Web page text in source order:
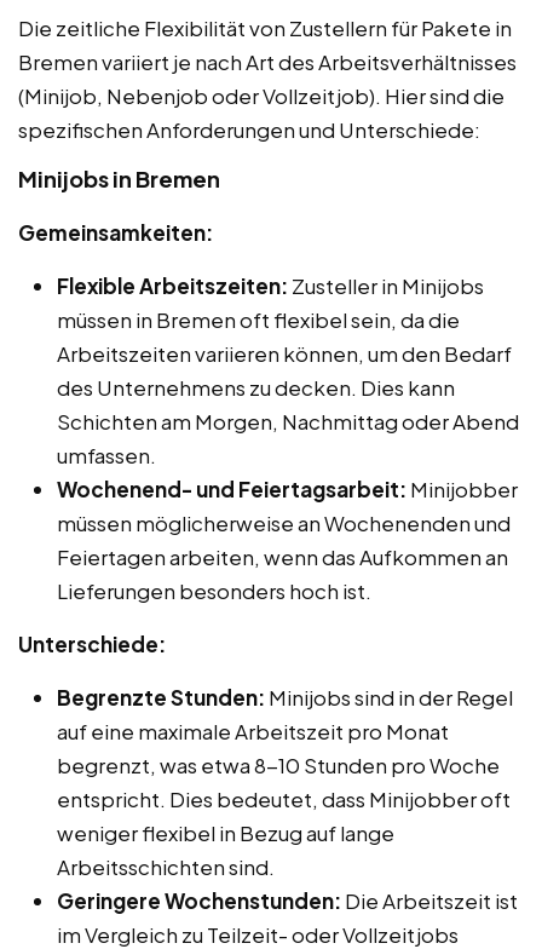
Die zeitliche Flexibilität von Zustellern für Pakete in
Bremen variiert je nach Art des Arbeitsverhältnisses
(Minijob, Nebenjob oder Vollzeitjob). Hier sind die
spezifischen Anforderungen und Unterschiede:
Minijobs in Bremen
Gemeinsamkeiten:
Flexible Arbeitszeiten: Zusteller in Minijobs
müssen in Bremen oft flexibel sein, da die
Arbeitszeiten variieren können, um den Bedarf
des Unternehmens zu decken. Dies kann
Schichten am Morgen, Nachmittag oder Abend
umfassen.
Wochenend- und Feiertagsarbeit: Minijobber
müssen möglicherweise an Wochenenden und
Feiertagen arbeiten, wenn das Aufkommen an
Lieferungen besonders hoch ist.
Unterschiede:
Begrenzte Stunden: Minijobs sind in der Regel
auf eine maximale Arbeitszeit pro Monat
begrenzt, was etwa 8-10 Stunden pro Woche
entspricht. Dies bedeutet, dass Minijobber oft
weniger flexibel in Bezug auf lange
Arbeitsschichten sind.
Geringere Wochenstunden: Die Arbeitszeit ist
im Vergleich zu Teilzeit- oder Vollzeitjobs